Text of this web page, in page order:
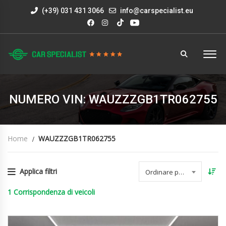
(+39) 031 431 3066 info@carspecialist.eu
NUMERO VIN: WAUZZZGB1TR062755
Home WAUZZZGB1TR062755
Applica filtri Ordinare per data
1 Corrispondenza di veicoli